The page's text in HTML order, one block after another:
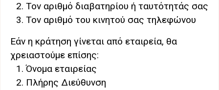
Τον αριθμό διαβατηρίου ή ταυτότητάς σας
Τον αριθμό του κινητού σας τηλεφώνου
Εάν η κράτηση γίνεται από εταιρεία, θα
χρειαστούμε επίσης:
Όνομα εταιρείας
Πλήρης Διεύθυνση